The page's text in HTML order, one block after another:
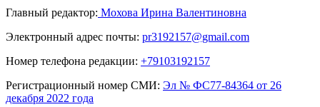
Главный редактор: Мохова Ирина Валентиновна
Электронный адрес почты: pr3192157@gmail.com
Номер телефона редакции: +79103192157
Регистрационный номер СМИ: Эл № ФС77-84364 от 26
декабря 2022 года